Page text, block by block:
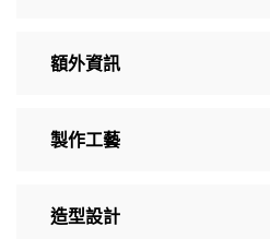
額外資訊
製作工藝
造型設計